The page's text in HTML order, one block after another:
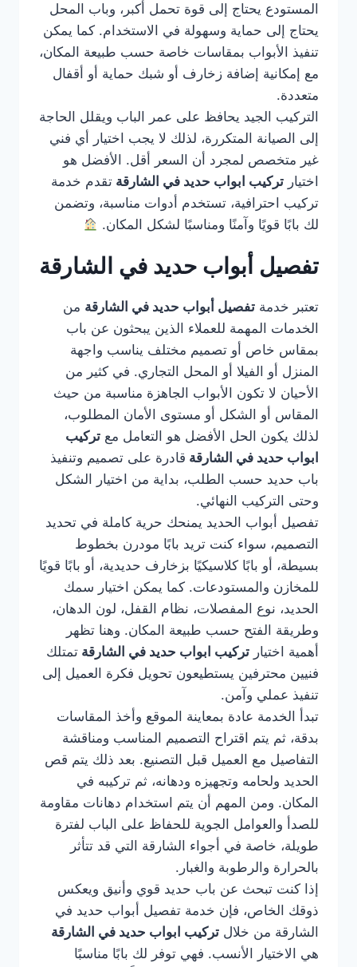
المستودع يحتاج إلى قوة تحمل أكبر، وباب المحل
يحتاج إلى حماية وسهولة في الاستخدام. كما يمكن
تنفيذ الأبواب بمقاسات خاصة حسب طبيعة المكان،
مع إمكانية إضافة زخارف أو شبك حماية أو أقفال
متعددة.
التركيب الجيد يحافظ على عمر الباب ويقلل الحاجة
إلى الصيانة المتكررة، لذلك لا يجب اختيار أي فني
غير متخصص لمجرد أن السعر أقل. الأفضل هو
اختيار تركيب ابواب حديد في الشارقة تقدم خدمة
تركيب احترافية، تستخدم أدوات مناسبة، وتضمن
لك بابًا قويًا وآمنًا ومناسبًا لشكل المكان.
تفصيل أبواب حديد في الشارقة
تعتبر خدمة تفصيل أبواب حديد في الشارقة من
الخدمات المهمة للعملاء الذين يبحثون عن باب
بمقاس خاص أو تصميم مختلف يناسب واجهة
المنزل أو الفيلا أو المحل التجاري. في كثير من
الأحيان لا تكون الأبواب الجاهزة مناسبة من حيث
المقاس أو الشكل أو مستوى الأمان المطلوب،
لذلك يكون الحل الأفضل هو التعامل مع تركيب
ابواب حديد في الشارقة قادرة على تصميم وتنفيذ
باب حديد حسب الطلب، بداية من اختيار الشكل
وحتى التركيب النهائي.
تفصيل أبواب الحديد يمنحك حرية كاملة في تحديد
التصميم، سواء كنت تريد بابًا مودرن بخطوط
بسيطة، أو بابًا كلاسيكيًا بزخارف حديدية، أو بابًا قويًا
للمخازن والمستودعات. كما يمكن اختيار سمك
الحديد، نوع المفصلات، نظام القفل، لون الدهان،
وطريقة الفتح حسب طبيعة المكان. وهنا تظهر
أهمية اختيار تركيب ابواب حديد في الشارقة تمتلك
فنيين محترفين يستطيعون تحويل فكرة العميل إلى
تنفيذ عملي وآمن.
تبدأ الخدمة عادة بمعاينة الموقع وأخذ المقاسات
بدقة، ثم يتم اقتراح التصميم المناسب ومناقشة
التفاصيل مع العميل قبل التصنيع. بعد ذلك يتم قص
الحديد ولحامه وتجهيزه ودهانه، ثم تركيبه في
المكان. ومن المهم أن يتم استخدام دهانات مقاومة
للصدأ والعوامل الجوية للحفاظ على الباب لفترة
طويلة، خاصة في أجواء الشارقة التي قد تتأثر
بالحرارة والرطوبة والغبار.
إذا كنت تبحث عن باب حديد قوي وأنيق ويعكس
ذوقك الخاص، فإن خدمة تفصيل أبواب حديد في
الشارقة من خلال تركيب ابواب حديد في الشارقة
هي الاختيار الأنسب. فهي توفر لك بابًا مناسبًا